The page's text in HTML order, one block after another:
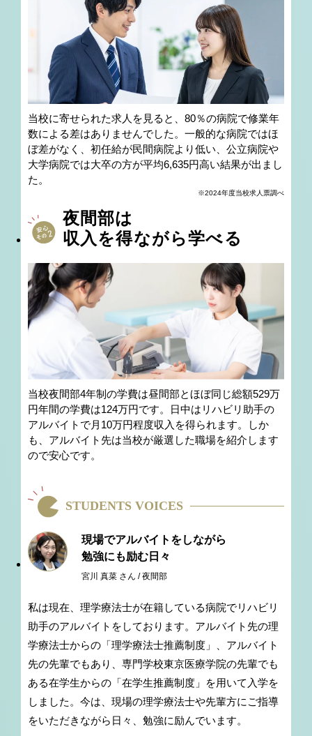
当校に寄せられた求人を見ると、80％の病院で修業年
数による差はありませんでした。一般的な病院ではほ
ぼ差がなく、初任給が民間病院より低い、公立病院や
大学病院では大卒の方が平均6,635円高い結果が出まし
た。
※2024年度当校求人票調べ
夜間部は
収入を得ながら学べる
当校夜間部4年制の学費は昼間部とほぼ同じ総額529万
円年間の学費は124万円です。日中はリハビリ助手の
アルバイトで月10万円程度収入を得られます。しか
も、アルバイト先は当校が厳選した職場を紹介します
ので安心です。
STUDENTS VOICES
現場でアルバイトをしながら
勉強にも励む日々
宮川 真菜 さん / 夜間部
私は現在、理学療法士が在籍している病院でリハビリ
助手のアルバイトをしております。アルバイト先の理
学療法士からの「理学療法士推薦制度」、アルバイト
先の先輩でもあり、専門学校東京医療学院の先輩でも
ある在学生からの「在学生推薦制度」を用いて入学を
しました。今は、現場の理学療法士や先輩方にご指導
をいただきながら日々、勉強に励んでいます。